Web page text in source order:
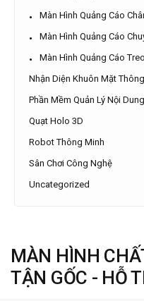
Màn Hình Quảng Cáo
Màn Hình Quảng Cáo
Màn Hình Quảng Cáo
Nhận Diện Khuôn Mặt
Phần Mềm Quản Lý Nội
Quạt Holo 3D
Robot Thông Minh
Sân Chơi Công Nghệ
Uncategorized
MÀN HÌNH
TẬN GỐC - HỖ